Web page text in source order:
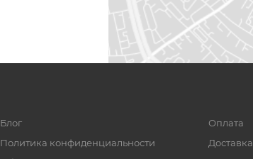
Блог
Политика конфиденциальности
Оплата
Доставка